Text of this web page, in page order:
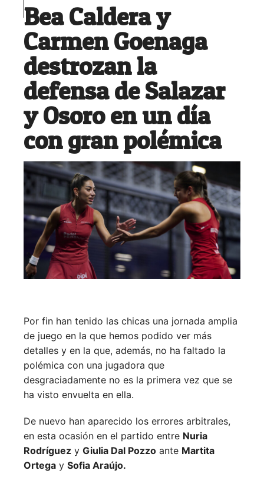
Bea Caldera y
Carmen Goenaga
destrozan la
defensa de Salazar
y Osoro en un día
con gran polémica
Por fin han tenido las chicas una jornada amplia
de juego en la que hemos podido ver más
detalles y en la que, además, no ha faltado la
polémica con una jugadora que
desgraciadamente no es la primera vez que se
ha visto envuelta en ella.
De nuevo han aparecido los errores arbitrales,
en esta ocasión en el partido entre Nuria
Rodríguez y Giulia Dal Pozzo ante Martita
Ortega y Sofia Araújo.